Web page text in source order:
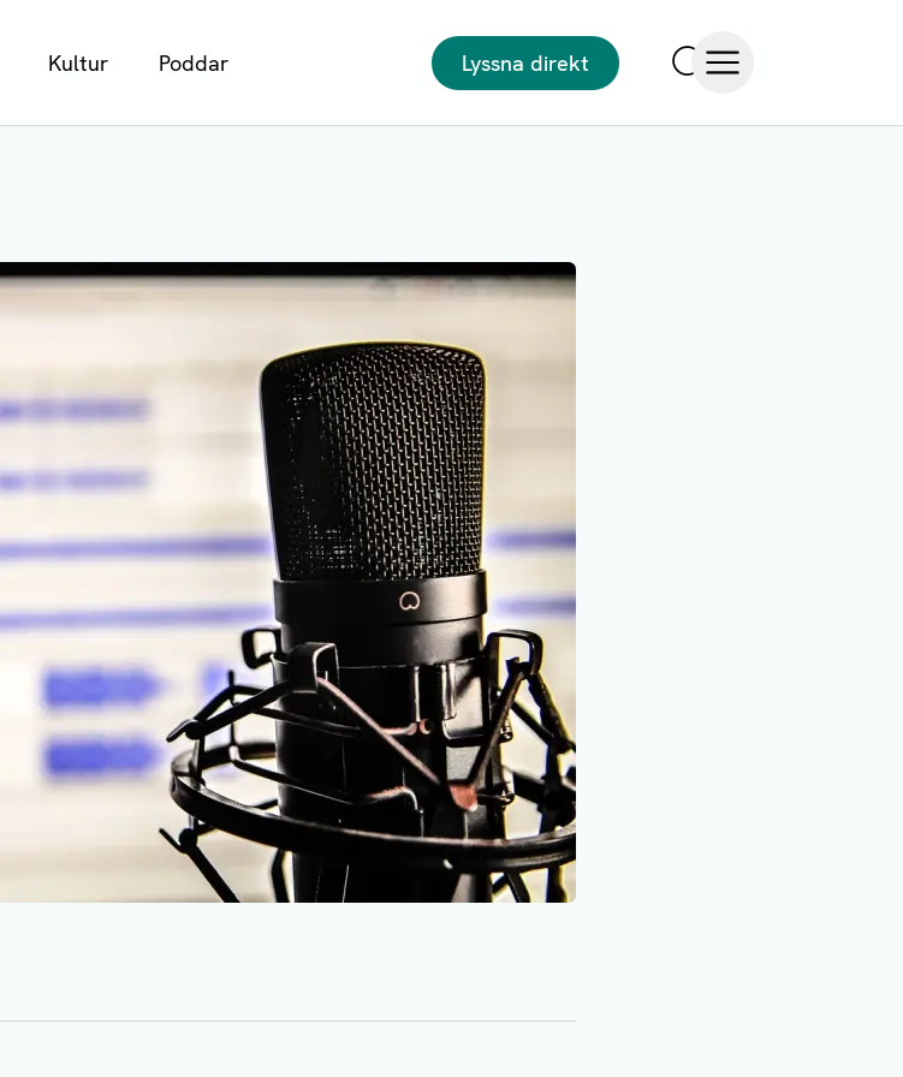
Kultur Poddar
Lyssna direkt